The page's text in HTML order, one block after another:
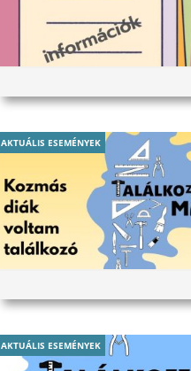
AKTUÁLIS ESEMÉNYEK
AKTUÁLIS ESEMÉNYEK